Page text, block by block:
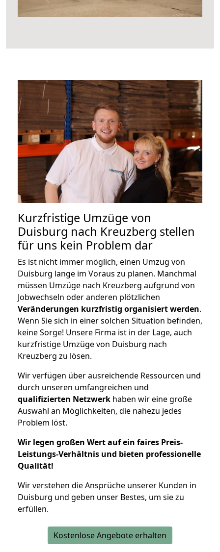
Kurzfristige Umzüge von
Duisburg nach Kreuzberg stellen
für uns kein Problem dar
Es ist nicht immer möglich, einen Umzug von
Duisburg lange im Voraus zu planen. Manchmal
müssen Umzüge nach Kreuzberg aufgrund von
Jobwechseln oder anderen plötzlichen
Veränderungen kurzfristig organisiert werden.
Wenn Sie sich in einer solchen Situation befinden,
keine Sorge! Unsere Firma ist in der Lage, auch
kurzfristige Umzüge von Duisburg nach
Kreuzberg zu lösen.
Wir verfügen über ausreichende Ressourcen und
durch unseren umfangreichen und
qualifizierten Netzwerk haben wir eine große
Auswahl an Möglichkeiten, die nahezu jedes
Problem löst.
Wir legen großen Wert auf ein faires Preis-
Leistungs-Verhältnis und bieten professionelle
Qualität!
Wir verstehen die Ansprüche unserer Kunden in
Duisburg und geben unser Bestes, um sie zu
erfüllen.
Kostenlose Angebote erhalten